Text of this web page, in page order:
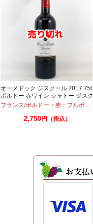
オーメドック ジスクール 2017 750
ボルドー 赤ワイン シャトー ジスク
ール
フランス/ボルドー ・ 赤：フルボディ
2,750円（税込）